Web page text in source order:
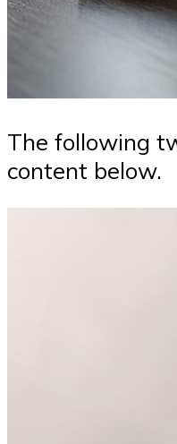
The following
content below.